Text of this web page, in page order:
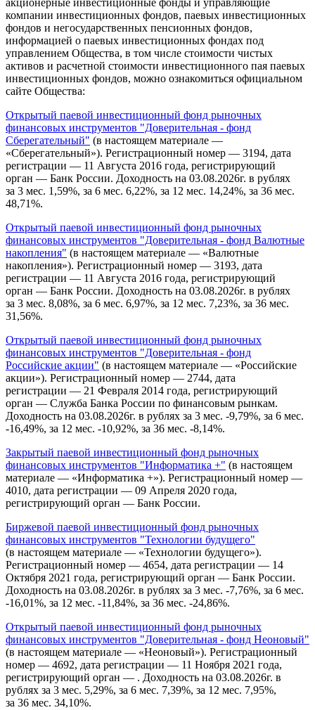
акционерные инвестиционные фонды и управляющие
компании инвестиционных фондов, паевых инвестиционных
фондов и негосударственных пенсионных фондов,
информацией о паевых инвестиционных фондах под
управлением Общества, в том числе стоимости чистых
активов и расчетной стоимости инвестиционного пая паевых
инвестиционных фондов, можно ознакомиться официальном
сайте Общества:
Открытый паевой инвестиционный фонд рыночных
финансовых инструментов "Доверительная - фонд
Сберегательный" (в настоящем материале —
«Сберегательный»). Регистрационный номер — 3194, дата
регистрации — 11 Августа 2016 года, регистрирующий
орган — Банк России. Доходность на 03.08.2026г. в рублях
за 3 мес. 1,59%, за 6 мес. 6,22%, за 12 мес. 14,24%, за 36 мес.
48,71%.
Открытый паевой инвестиционный фонд рыночных
финансовых инструментов "Доверительная - фонд Валютные
накопления" (в настоящем материале — «Валютные
накопления»). Регистрационный номер — 3193, дата
регистрации — 11 Августа 2016 года, регистрирующий
орган — Банк России. Доходность на 03.08.2026г. в рублях
за 3 мес. 8,08%, за 6 мес. 6,97%, за 12 мес. 7,23%, за 36 мес.
31,56%.
Открытый паевой инвестиционный фонд рыночных
финансовых инструментов "Доверительная - фонд
Российские акции" (в настоящем материале — «Российские
акции»). Регистрационный номер — 2744, дата
регистрации — 21 Февраля 2014 года, регистрирующий
орган — Служба Банка России по финансовым рынкам.
Доходность на 03.08.2026г. в рублях за 3 мес. -9,79%, за 6 мес.
-16,49%, за 12 мес. -10,92%, за 36 мес. -8,14%.
Закрытый паевой инвестиционный фонд рыночных
финансовых инструментов "Информатика +" (в настоящем
материале — «Информатика +»). Регистрационный номер —
4010, дата регистрации — 09 Апреля 2020 года,
регистрирующий орган — Банк России.
Биржевой паевой инвестиционный фонд рыночных
финансовых инструментов "Технологии будущего"
(в настоящем материале — «Технологии будущего»).
Регистрационный номер — 4654, дата регистрации — 14
Октября 2021 года, регистрирующий орган — Банк России.
Доходность на 03.08.2026г. в рублях за 3 мес. -7,76%, за 6 мес.
-16,01%, за 12 мес. -11,84%, за 36 мес. -24,86%.
Открытый паевой инвестиционный фонд рыночных
финансовых инструментов "Доверительная - фонд Неоновый"
(в настоящем материале — «Неоновый»). Регистрационный
номер — 4692, дата регистрации — 11 Ноября 2021 года,
регистрирующий орган — . Доходность на 03.08.2026г. в
рублях за 3 мес. 5,29%, за 6 мес. 7,39%, за 12 мес. 7,95%,
за 36 мес. 34,10%.